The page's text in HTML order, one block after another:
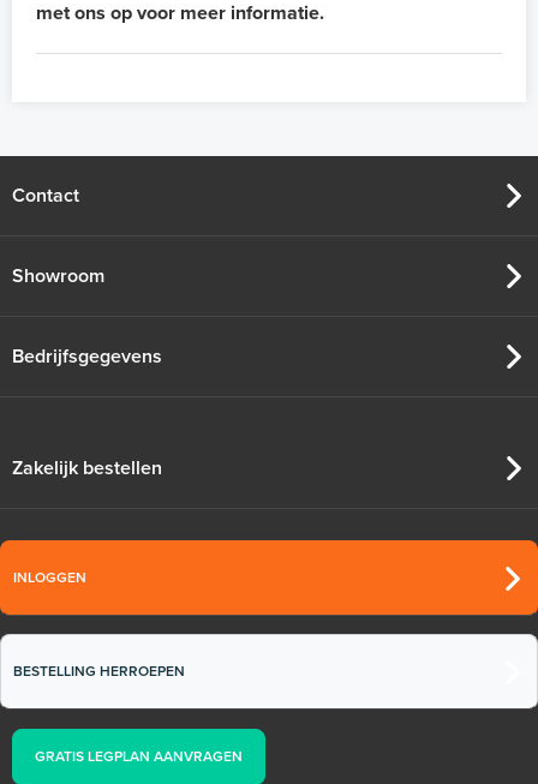
met ons op voor meer informatie.
Contact
Showroom
Bedrijfsgegevens
Zakelijk bestellen
INLOGGEN
BESTELLING HERROEPEN
GRATIS LEGPLAN AANVRAGEN